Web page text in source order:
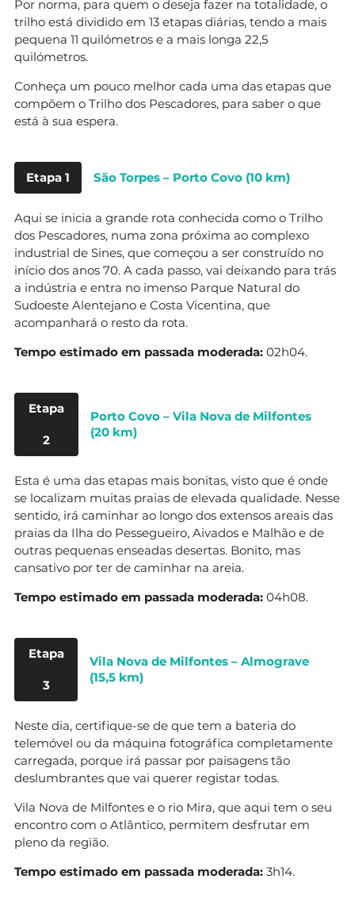
Por norma, para quem o deseja fazer na totalidade, o
trilho está dividido em 13 etapas diárias, tendo a mais
pequena 11 quilómetros e a mais longa 22,5
quilómetros.
Conheça um pouco melhor cada uma das etapas que
compõem o Trilho dos Pescadores, para saber o que
está à sua espera.
Etapa 1 São Torpes – Porto Covo (10 km)
Aqui se inicia a grande rota conhecida como o Trilho
dos Pescadores, numa zona próxima ao complexo
industrial de Sines, que começou a ser construído no
início dos anos 70. A cada passo, vai deixando para trás
a indústria e entra no imenso Parque Natural do
Sudoeste Alentejano e Costa Vicentina, que
acompanhará o resto da rota.
Tempo estimado em passada moderada: 02h04.
Etapa
2
Porto Covo – Vila Nova de Milfontes
(20 km)
Esta é uma das etapas mais bonitas, visto que é onde
se localizam muitas praias de elevada qualidade. Nesse
sentido, irá caminhar ao longo dos extensos areais das
praias da Ilha do Pessegueiro, Aivados e Malhão e de
outras pequenas enseadas desertas. Bonito, mas
cansativo por ter de caminhar na areia.
Tempo estimado em passada moderada: 04h08.
Etapa
3
Vila Nova de Milfontes – Almograve
(15,5 km)
Neste dia, certifique-se de que tem a bateria do
telemóvel ou da máquina fotográfica completamente
carregada, porque irá passar por paisagens tão
deslumbrantes que vai querer registar todas.
Vila Nova de Milfontes e o rio Mira, que aqui tem o seu
encontro com o Atlântico, permitem desfrutar em
pleno da região.
Tempo estimado em passada moderada: 3h14.